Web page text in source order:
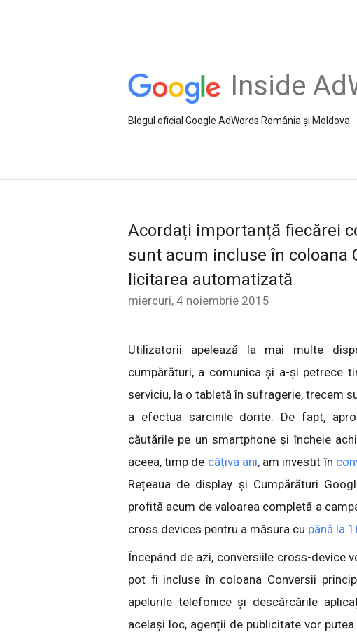
Inside
Blogul oficial Google AdWords România și Moldova.
Acordați importanță fiecărei
sunt acum incluse în coloana
licitarea automatizată
miercuri, 4 noiembrie 2015
Utilizatorii apelează la mai multe
cumpărături, a comunica și a-și petrece
serviciu, la o tabletă în sufragerie, trecem
a efectua sarcinile dorite. De fapt,
căutările pe un smartphone și încheie
aceea, timp de câțiva ani, am investit în
Rețeaua de display și Cumpărături
profită acum de valoarea completă a
cross devices pentru a măsura cu până la
Începând de azi, conversiile cross-device
pot fi incluse în coloana Conversii
apelurile telefonice și descărcările
același loc, agenții de publicitate vor